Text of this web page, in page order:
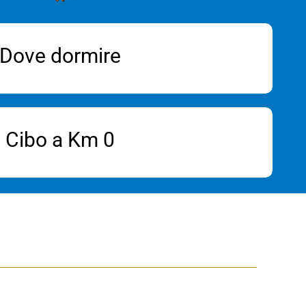
Dove dormire
Cibo a Km 0